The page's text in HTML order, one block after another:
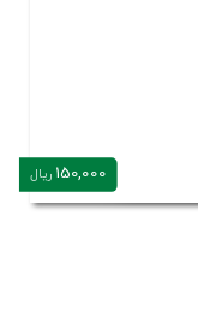
150,000 ریال